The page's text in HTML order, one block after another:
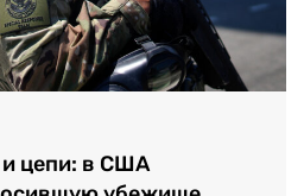
и цепи: в США